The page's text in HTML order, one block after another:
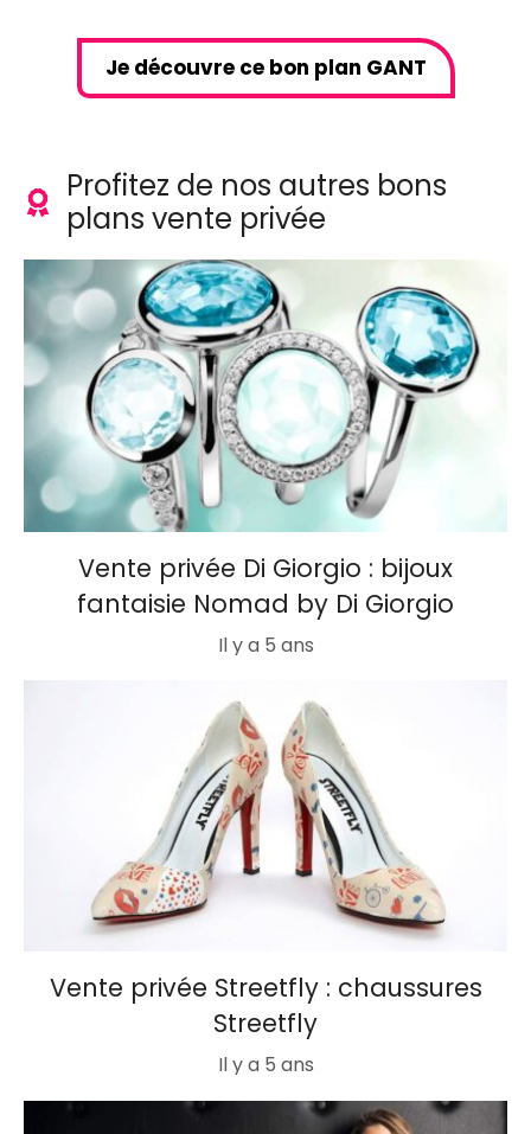
Je découvre ce bon plan GANT
Profitez de nos autres bons
plans vente privée
Vente privée Di Giorgio : bijoux
fantaisie Nomad by Di Giorgio
Il y a 5 ans
Vente privée Streetfly : chaussures
Streetfly
Il y a 5 ans